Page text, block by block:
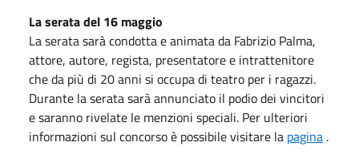
La serata del 16 maggio
La serata sarà condotta e animata da Fabrizio Palma,
attore, autore, regista, presentatore e intrattenitore
che da più di 20 anni si occupa di teatro per i ragazzi.
Durante la serata sarà annunciato il podio dei vincitori
e saranno rivelate le menzioni speciali. Per ulteriori
informazioni sul concorso è possibile visitare la pagina .